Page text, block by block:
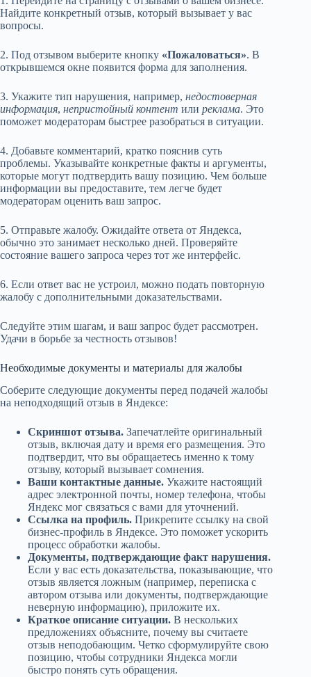
Найдите конкретный отзыв, который вызывает у вас
вопросы.
2. Под отзывом выберите кнопку «Пожаловаться». В
открывшемся окне появится форма для заполнения.
3. Укажите тип нарушения, например, недостоверная
информация, непристойный контент или реклама. Это
поможет модераторам быстрее разобраться в ситуации.
4. Добавьте комментарий, кратко пояснив суть
проблемы. Указывайте конкретные факты и аргументы,
которые могут подтвердить вашу позицию. Чем больше
информации вы предоставите, тем легче будет
модераторам оценить ваш запрос.
5. Отправьте жалобу. Ожидайте ответа от Яндекса,
обычно это занимает несколько дней. Проверяйте
состояние вашего запроса через тот же интерфейс.
6. Если ответ вас не устроил, можно подать повторную
жалобу с дополнительными доказательствами.
Следуйте этим шагам, и ваш запрос будет рассмотрен.
Удачи в борьбе за честность отзывов!
Необходимые документы и материалы для жалобы
Соберите следующие документы перед подачей жалобы
на неподходящий отзыв в Яндексе:
Скриншот отзыва. Запечатлейте оригинальный
отзыв, включая дату и время его размещения. Это
подтвердит, что вы обращаетесь именно к тому
отзыву, который вызывает сомнения.
Ваши контактные данные. Укажите настоящий
адрес электронной почты, номер телефона, чтобы
Яндекс мог связаться с вами для уточнений.
Ссылка на профиль. Прикрепите ссылку на свой
бизнес-профиль в Яндексе. Это поможет ускорить
процесс обработки жалобы.
Документы, подтверждающие факт нарушения.
Если у вас есть доказательства, показывающие, что
отзыв является ложным (например, переписка с
автором отзыва или документы, подтверждающие
неверную информацию), приложите их.
Краткое описание ситуации. В нескольких
предложениях объясните, почему вы считаете
отзыв неподобающим. Четко сформулируйте свою
позицию, чтобы сотрудники Яндекса могли
быстро понять суть обращения.